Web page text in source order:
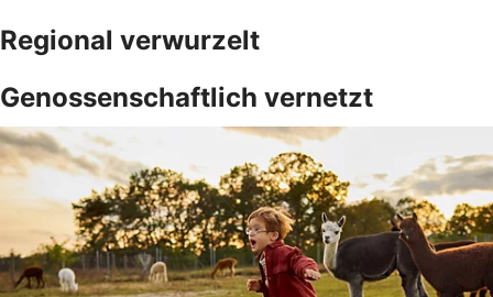
Regional verwurzelt
Genossenschaftlich vernetzt